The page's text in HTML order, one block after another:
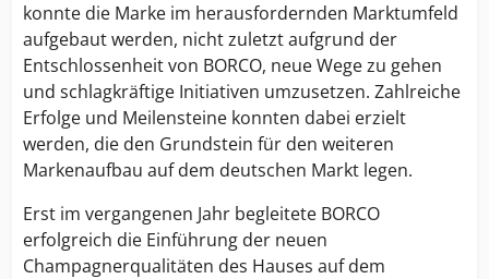
konnte die Marke im herausfordernden Marktumfeld
aufgebaut werden, nicht zuletzt aufgrund der
Entschlossenheit von BORCO, neue Wege zu gehen
und schlagkräftige Initiativen umzusetzen. Zahlreiche
Erfolge und Meilensteine konnten dabei erzielt
werden, die den Grundstein für den weiteren
Markenaufbau auf dem deutschen Markt legen.
Erst im vergangenen Jahr begleitete BORCO
erfolgreich die Einführung der neuen
Champagnerqualitäten des Hauses auf dem